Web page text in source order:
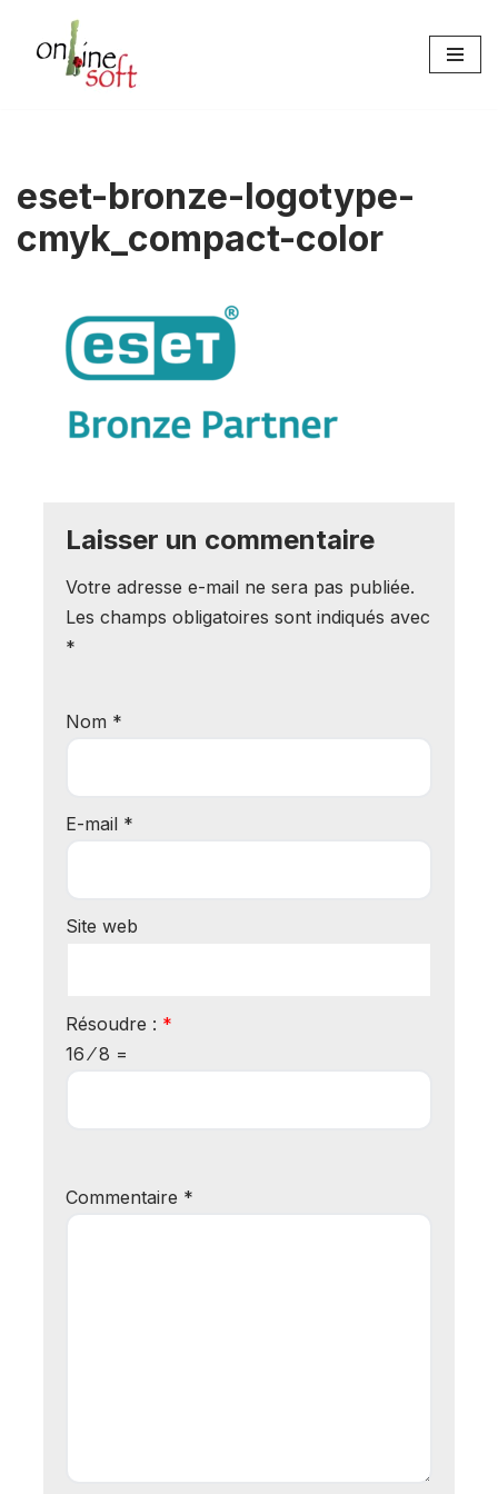
Aller
eset-bronze-logotype-
cmyk_compact-color
Laisser un commentaire
Votre adresse e-mail ne sera pas publiée.
Les champs obligatoires sont indiqués avec
*
Nom *
E-mail *
Site web
Résoudre : *
16 ⁄ 8 =
Commentaire *